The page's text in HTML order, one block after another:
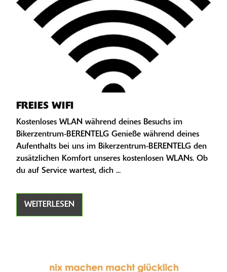
FREIES WIFI
Kostenloses WLAN während deines Besuchs im
Bikerzentrum-BERENTELG Genieße während deines
Aufenthalts bei uns im Bikerzentrum-BERENTELG den
zusätzlichen Komfort unseres kostenlosen WLANs. Ob
du auf Service wartest, dich ...
WEITERLESEN